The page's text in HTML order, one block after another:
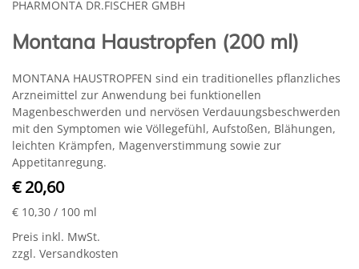
PHARMONTA DR.FISCHER GMBH
Montana Haustropfen (200 ml)
MONTANA HAUSTROPFEN sind ein traditionelles pflanzliches
Arzneimittel zur Anwendung bei funktionellen
Magenbeschwerden und nervösen Verdauungsbeschwerden
mit den Symptomen wie Völlegefühl, Aufstoßen, Blähungen,
leichten Krämpfen, Magenverstimmung sowie zur
Appetitanregung.
€ 20,60
€ 10,30 / 100 ml
Preis inkl. MwSt.
zzgl. Versandkosten